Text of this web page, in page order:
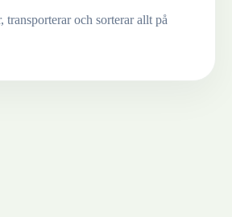
transporterar och sorterar allt på